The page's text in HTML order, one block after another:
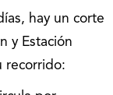
hay un corte
y Estación
recorrido: